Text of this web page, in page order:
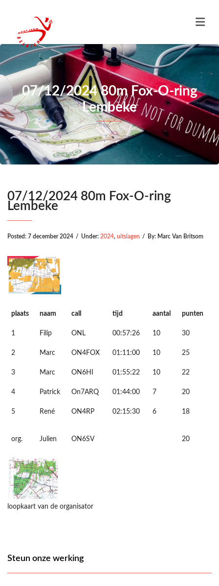
07/12/2024 80m Fox-O-ring
Lembeke
07/12/2024 80m Fox-O-ring
Lembeke
Posted: 7 december 2024 / Under: 2024, uitslagen / By: Marc Van Britsom
plaats naam call tijd aantal punten
1 Filip ONL 00:57:26 10 30
2 Marc ON4FOX 01:11:00 10 25
3 Marc ON6HI 01:55:22 10 22
4 Patrick On7ARQ 01:44:00 7 20
5 René ON4RP 02:15:30 6 18
org. Julien ON6SV 20
loopkaart van de organisator
Steun onze werking